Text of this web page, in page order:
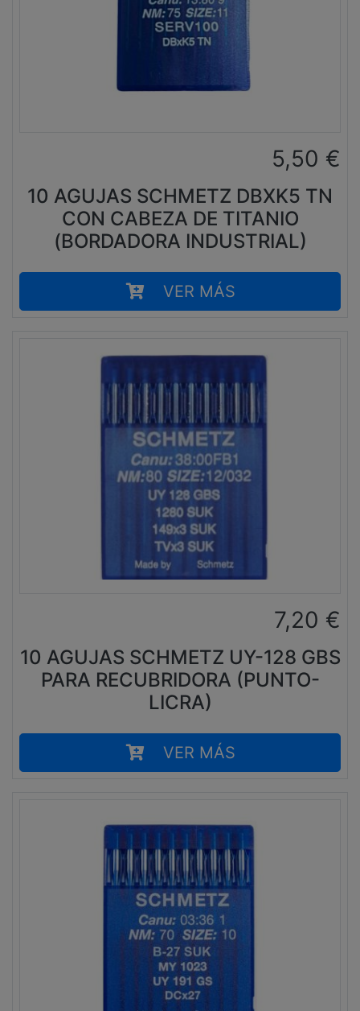
5,50 €
10 AGUJAS SCHMETZ DBXK5 TN
CON CABEZA DE TITANIO
(BORDADORA INDUSTRIAL)
VER MÁS
7,20 €
10 AGUJAS SCHMETZ UY-128 GBS
PARA RECUBRIDORA (PUNTO-
LICRA)
VER MÁS